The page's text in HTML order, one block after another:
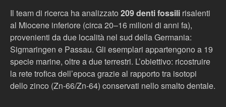
Il team di ricerca ha analizzato 209 denti fossili risalenti
al Miocene inferiore (circa 20–16 milioni di anni fa),
provenienti da due località nel sud della Germania:
Sigmaringen e Passau. Gli esemplari appartengono a 19
specie marine, oltre a due terrestri. L’obiettivo: ricostruire
la rete trofica dell’epoca grazie al rapporto tra isotopi
dello zinco (Zn‑66/Zn‑64) conservati nello smalto dentale.